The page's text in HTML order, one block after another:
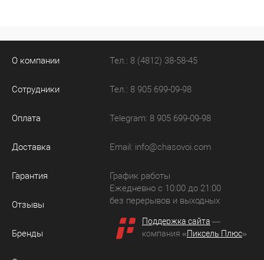
О компании
Сотрудники
Оплата
Доставка
Гарантия
Отзывы
Бренды
Тел.: 8 (4812) 38-58-45
Тел.: 8 905 699-09-98
Telegram: 8 905 699-09-98
Email: info@chasovoi.com
График работы
Ежедневно с 10:00 до 21:00
без перерывов и выходных
Поддержка сайта —
компания «Пиксель Плюс»